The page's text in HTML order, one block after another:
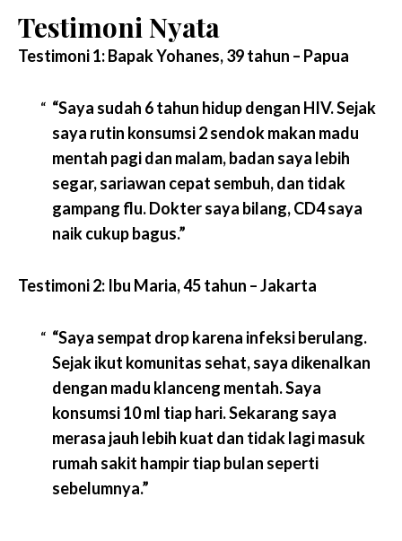
Testimoni Nyata
Testimoni 1: Bapak Yohanes, 39 tahun – Papua
“Saya sudah 6 tahun hidup dengan HIV. Sejak
saya rutin konsumsi2 sendok makan madu
mentah pagi dan malam, badan saya lebih
segar, sariawan cepat sembuh, dan tidak
gampang flu. Dokter saya bilang, CD4 saya
naik cukup bagus.”
Testimoni 2: Ibu Maria, 45 tahun – Jakarta
“Saya sempat drop karena infeksi berulang.
Sejak ikut komunitas sehat, saya dikenalkan
dengan madu klanceng mentah. Saya
konsumsi 10 ml tiap hari. Sekarang saya
merasa jauh lebih kuat dan tidak lagi masuk
rumah sakit hampir tiap bulan seperti
sebelumnya.”